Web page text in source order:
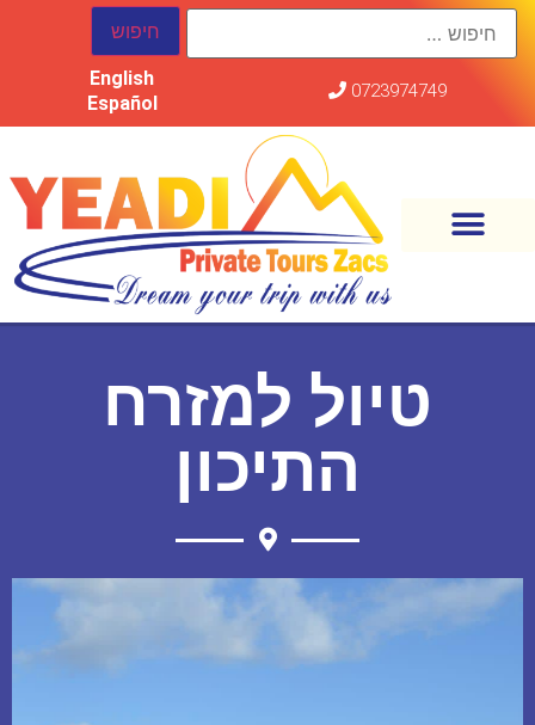
0723974749
English
Español
טיול למזרח
התיכון